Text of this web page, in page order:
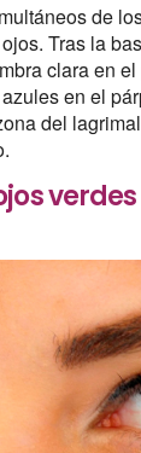
de
Tras la
clara en
en el
del